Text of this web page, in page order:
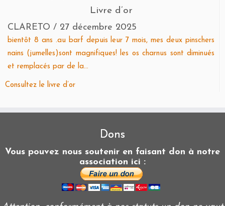
Livre d’or
CLARETO / 27 décembre 2025
bientôt 8 ans .au barf depuis leur 7 mois, mes deux pinschers
nains (jumelles)sont magnifiques! les os charnus sont diminués
et remplacés par de la...
Consultez le livre d’or
Dons
Vous pouvez nous soutenir en faisant don à notre
association ici :